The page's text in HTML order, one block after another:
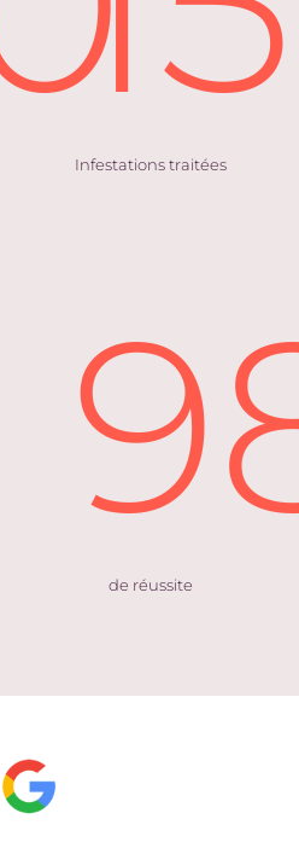
Infestations traitées
de réussite